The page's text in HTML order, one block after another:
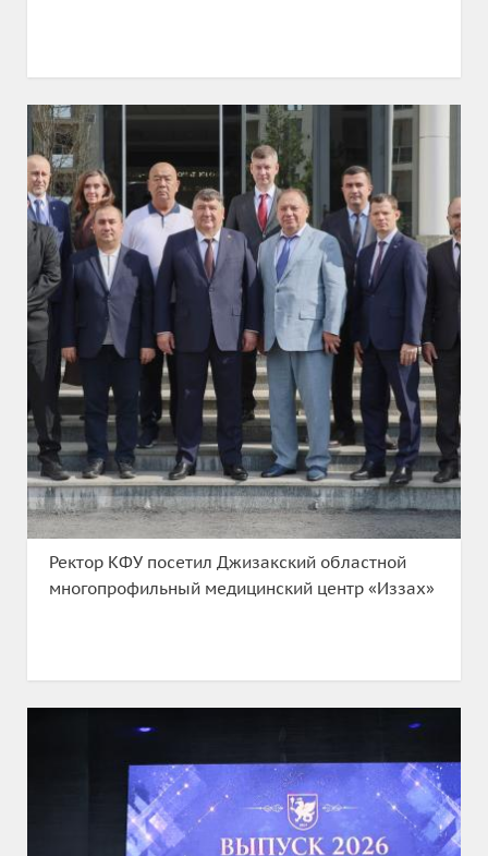
Ректор КФУ посетил Джизакский областной
многопрофильный медицинский центр «Иззах»